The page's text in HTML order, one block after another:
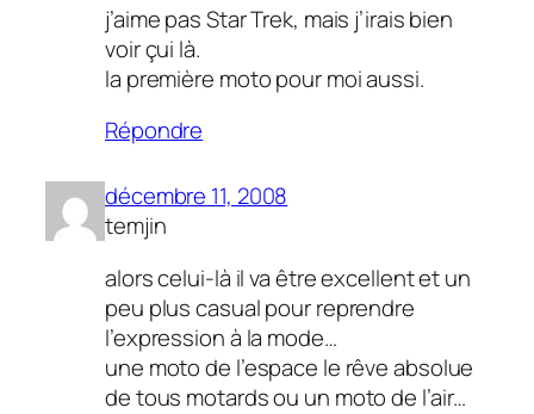
j’aime pas Star Trek, mais j’irais bien
voir çui là.
la première moto pour moi aussi.
Répondre
décembre 11, 2008
temjin
alors celui-là il va être excellent et un
peu plus casual pour reprendre
l’expression à la mode…
une moto de l’espace le rêve absolue
de tous motards ou un moto de l’air…